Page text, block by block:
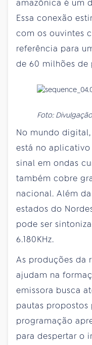
amazônica é um
Essa conexão
com os ouvintes
referência para
de 60 milhões de
Foto:
No mundo
está no aplicativo
sinal em ondas
também cobre
nacional. Além
estados do
pode ser
6.180KHz.
As produções da
ajudam na
emissora busca
pautas propostos
programação
para despertar o